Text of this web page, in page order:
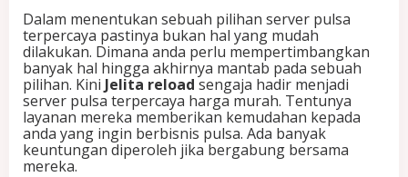
a
J
e
l
i
t
a
R
e
Dalam menentukan sebuah pilihan server pulsa
terpercaya pastinya bukan hal yang mudah
dilakukan. Dimana anda perlu mempertimbangkan
banyak hal hingga akhirnya mantab pada sebuah
pilihan. Kini Jelita reload sengaja hadir menjadi
server pulsa terpercaya harga murah. Tentunya
layanan mereka memberikan kemudahan kepada
anda yang ingin berbisnis pulsa. Ada banyak
keuntungan diperoleh jika bergabung bersama
mereka.